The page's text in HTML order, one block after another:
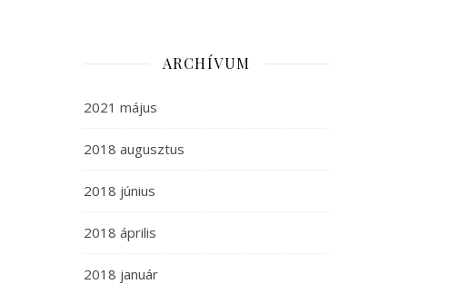
ARCHÍVUM
2021 május
2018 augusztus
2018 június
2018 április
2018 január